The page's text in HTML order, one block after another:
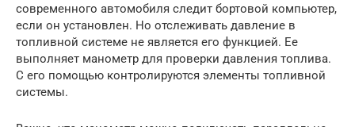
современного автомобиля следит бортовой компьютер,
если он установлен. Но отслеживать давление в
топливной системе не является его функцией. Ее
выполняет манометр для проверки давления топлива.
С его помощью контролируются элементы топливной
системы.